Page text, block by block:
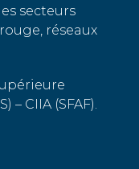
secteurs
réseaux
– CIIA (SFAF).